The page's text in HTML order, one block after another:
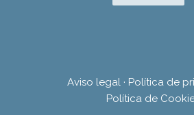
Aviso legal · Política de
Política de